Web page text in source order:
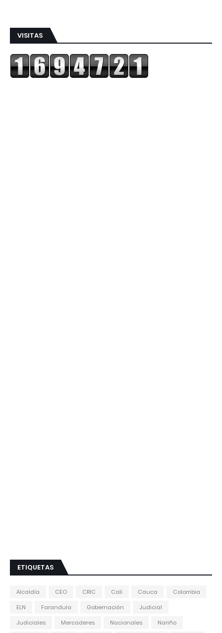
VISITAS
ETIQUETAS
Alcaldía CEO CRIC Cali Cauca
Colombia
ELN
Farandula Gobernación
Judicial
Judiciales
Mercaderes Nacionales Nariño